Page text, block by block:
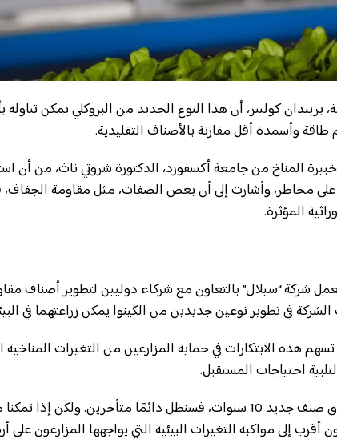
كولينز، أن هذا النوع الجديد من البروكلي يمكن تناوله
وأسمدة أقل مقارنة بالأصناف التقليدية.
المناخ من جامعة أكسفورد، الدكتورة شروتي ناث، من أن
على مخاطر، وأشارت إلى أن بعض الصفات، مثل مقاومة
المؤثرة.
تعمل شركة “سيلال” بالتعاون مع شركاء دوليين لتطوير أصناف
في تطوير نوعين جديدين من الكينوا يمكن زراعتهما في
هذه الابتكارات في حماية المزارعين من التغيرات المناخية
احتياجات المستقبل.
يقول ألفاريز: “إذا استغرق إطلاق صنف جديد 10 سنوات، فسنظل دائمًا متأخرين.